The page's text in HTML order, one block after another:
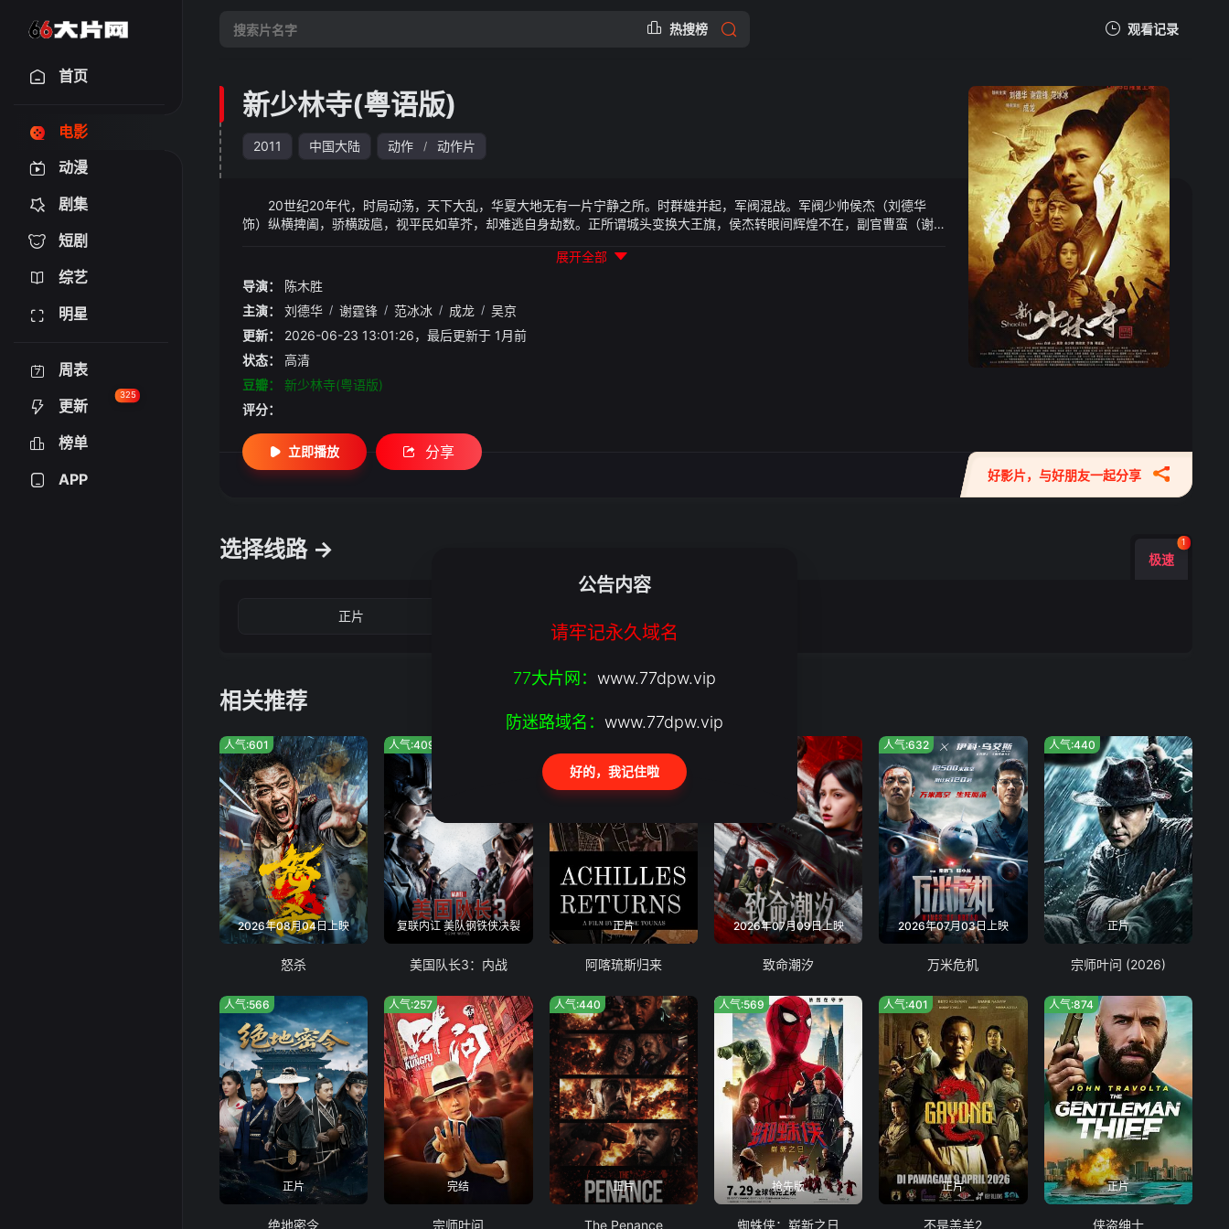
热搜榜 观看记录
暂无观看影片的记录
首页
电影
动漫
剧集
短剧
综艺
明星
周表
更新
325
榜单
APP
新少林寺(粤语版)
2011 中国大陆 动作 / 动作片
20世纪20年代，时局动荡，天下大乱，华夏大地无有一片宁静之所。时群雄并起，军阀混战。军阀少帅侯杰（刘德华
饰）纵横捭阖，骄横跋扈，视平民如草芥，却难逃自身劫数。正所谓城头变换大王旗，侯杰转眼间辉煌不在，副官曹蛮（谢
间，侯杰先后结识悟道（成龙 饰）、净能（吴京 饰）、净海（余少群 饰）、净空（释延能 饰）等僧众，并慢慢领悟了宿世
的罪障因果，遂放下贪嗔痴慢疑之心，诚心向佛。与此同时，更大的磨难正向少林袭来……
展开全部
导演：
陈木胜
主演：
刘德华 / 谢霆锋 / 范冰冰 / 成龙 / 吴京
更新：
2026-06-23 13:01:26，最后更新于 1月前
状态：
高清
豆瓣：
新少林寺(粤语版)
评分：
好影片，与好朋友一起分享
立即播放 分享
选择线路 → 极速
1
正片
相关推荐
2026年08月04日上映
人气:601
怒杀
复联内讧 美队钢铁侠决裂
人气:409
美国队长3：内战
正片
阿喀琉斯归来
2026年07月09日上映
致命潮汐
2026年07月03日上映
人气:632
万米危机
正片
人气:440
宗师叶问 (2026)
正片
人气:566
绝地密令
完结
人气:257
宗师叶问
正片
人气:440
The Penance
抢先版
人气:569
蜘蛛侠：崭新之日
正片
人气:401
不是羔羊2
正片
人气:874
侠盗绅士
公告内容
请牢记永久域名
77大片网： www.77dpw.vip
防迷路域名： www.77dpw.vip
好的，我记住啦